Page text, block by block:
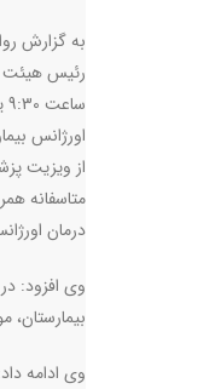
به گزارش
رئیس هیئت
اورژانس
از ویزیت
متاسفانه
درمان
وی افزود:
وی ادامه